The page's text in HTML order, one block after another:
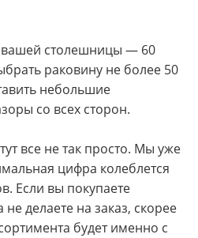
столешницы — 60
раковину не более 50
небольшие
со всех сторон.
все не так просто. Мы уже
цифра колеблется
Если вы покупаете
делаете на заказ, скорее
будет именно с